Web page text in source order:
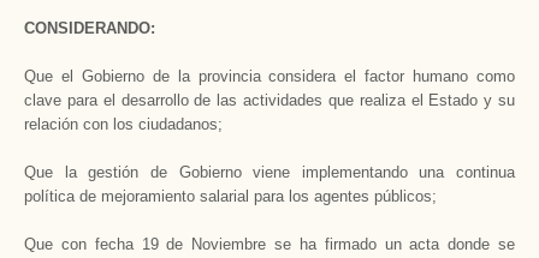
CONSIDERANDO:
Que el Gobierno de la provincia considera el factor humano como
clave para el desarrollo de las actividades que realiza el Estado y su
relación con los ciudadanos;
Que la gestión de Gobierno viene implementando una continua
política de mejoramiento salarial para los agentes públicos;
Que con fecha 19 de Noviembre se ha firmado un acta donde se